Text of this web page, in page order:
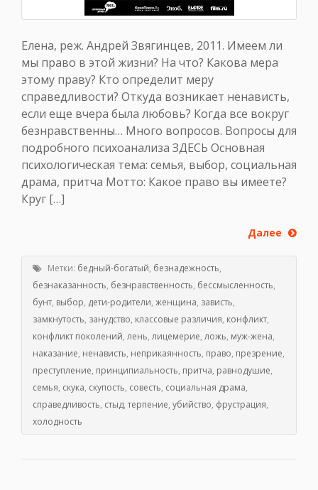
Елена, реж. Андрей Звягинцев, 2011. Имеем ли
мы право в этой жизни? На что? Какова мера
этому праву? Кто определит меру
справедливости? Откуда возникает ненависть,
если еще вчера была любовь? Когда все вокруг
безнравственны… Много вопросов. Вопросы для
подробного психоанализа ЗДЕСЬ Основная
психологическая тема: семья, выбор, социальная
драма, притча Мотто: Какое право вы имеете?
Круг […]
Далее
Метки: бедный-богатый, безнадежность,
безнаказанность, безнравственность, бессмысленность,
бунт, выбор, дети-родители, женщина, зависть,
замкнутость, занудство, классовые различия, конфликт,
конфликт поколений, лень, лицемерие, ложь, муж-жена,
наказание, ненависть, неприкаянность, право, презрение,
преступление, принципиальность, притча, равнодушие,
семья, скука, скупость, совесть, социальная драма,
справедливость, стыд,терпение, убийство, фрустрация,
холодность